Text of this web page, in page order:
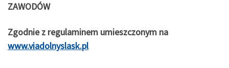
ZAWODÓW
Zgodnie z regulaminem umieszczonym na
www.viadolnyslask.pl